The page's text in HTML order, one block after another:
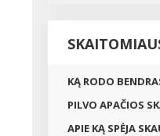
KĄ RODO
PILVO APAČIOS
APIE KĄ SPĖJA